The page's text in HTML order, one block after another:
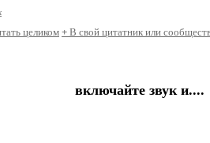
целиком+ В свой цитатник или
включайте звук и....